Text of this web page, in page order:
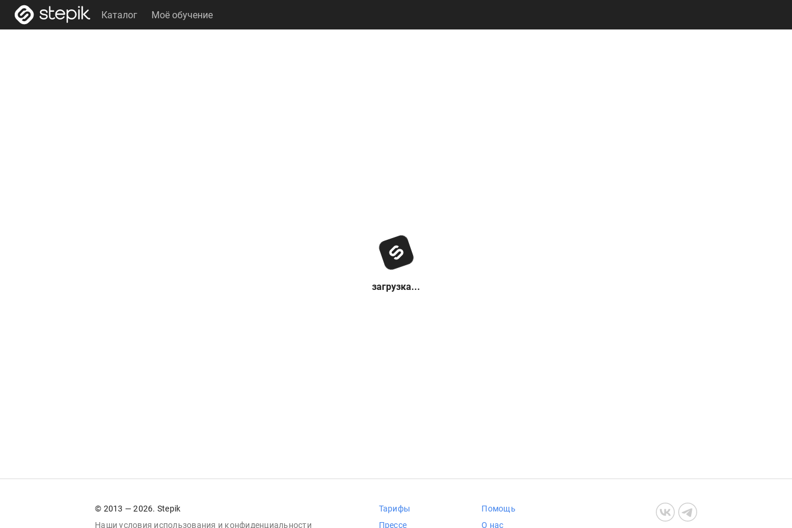
Каталог Моё обучение
загрузка...
© 2013 — 2026. Stepik
Наши условия использования и конфиденциальности
Тарифы
Прессе
Помощь
О нас